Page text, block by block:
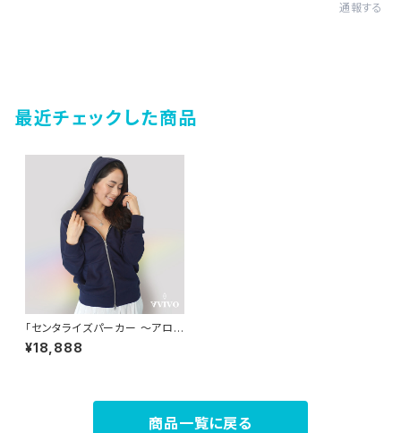
通報する
最近チェックした商品
「センタライズパーカー ～アロン
～（ネイビー）」【オーガニックア
イテム】/【男女兼用】SSJW
¥18,888
商品一覧に戻る